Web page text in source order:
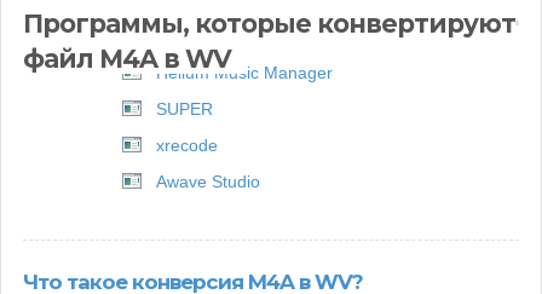
Программы, которые конвертируют
файл M4A в WVHelium Music Manager
SUPER
xrecode
Awave Studio
Что такое конверсия M4A в WV?